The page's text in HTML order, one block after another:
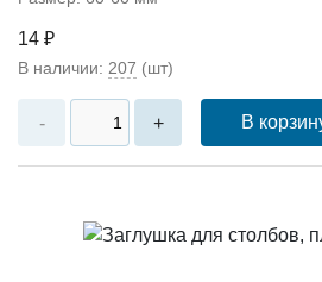
14 ₽
В наличии: 207 (шт)
- + В